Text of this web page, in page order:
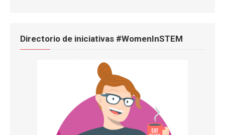
Directorio de iniciativas #WomenInSTEM